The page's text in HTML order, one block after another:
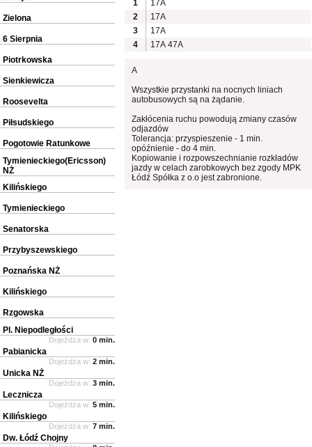
1
17A
2
17A
3
17A
4
17A 47A
A
Wszystkie przystanki na nocnych liniach
autobusowych są na żądanie.
Zakłócenia ruchu powodują zmiany czasów
odjazdów
Tolerancja: przyspieszenie - 1 min.
opóźnienie - do 4 min.
Kopiowanie i rozpowszechnianie rozkładów
jazdy w celach zarobkowych bez zgody MPK
Łódź Spółka z o.o jest zabronione.
Zielona
6 Sierpnia
Piotrkowska
Sienkiewicza
Roosevelta
Piłsudskiego
Pogotowie Ratunkowe
Tymienieckiego(Ericsson)
NŻ
Kilińskiego
Tymienieckiego
Senatorska
Przybyszewskiego
Poznańska NŻ
Kilińskiego
Rzgowska
Pl. Niepodległości
Dojeżdża w: 0 min.
Pabianicka
Dojeżdża w: 2 min.
Unicka NŻ
Dojeżdża w: 3 min.
Lecznicza
Dojeżdża w: 5 min.
Kilińskiego
Dojeżdża w: 7 min.
Dw. Łódź Chojny